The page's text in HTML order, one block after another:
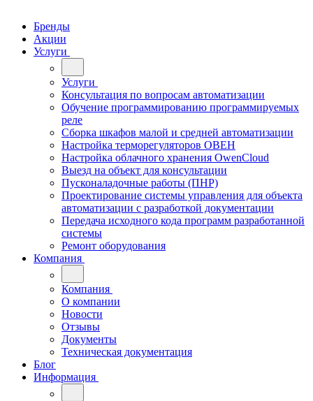
Бренды
Акции
Услуги
Услуги
Консультация по вопросам автоматизации
Обучение программированию программируемых
реле
Сборка шкафов малой и средней автоматизации
Настройка терморегуляторов ОВЕН
Настройка облачного хранения OwenCloud
Выезд на объект для консультации
Пусконаладочные работы (ПНР)
Проектирование системы управления для объекта
автоматизации с разработкой документации
Передача исходного кода программ разработанной
системы
Ремонт оборудования
Компания
Компания
О компании
Новости
Отзывы
Документы
Техническая документация
Блог
Информация